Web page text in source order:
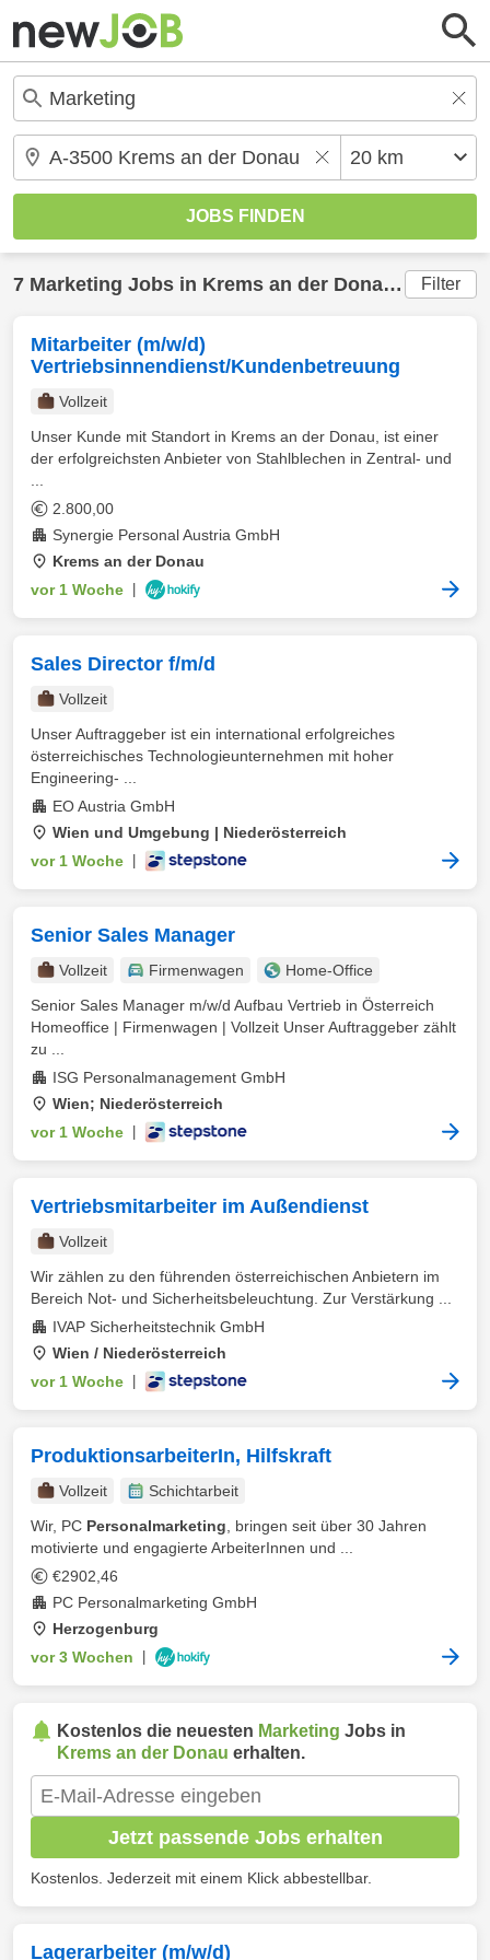
7 Marketing Jobs in Krems an der Donau (20 km)
Filter
Mitarbeiter (m/w/d)
Vertriebsinnendienst/Kundenbetreuung
Vollzeit
Unser Kunde mit Standort in Krems an der Donau, ist einer
der erfolgreichsten Anbieter von Stahlblechen in Zentral- und
2.800,00
Synergie Personal Austria GmbH
Krems an der Donau
vor 1 Woche
Sales Director f/m/d
Vollzeit
Unser Auftraggeber ist ein international erfolgreiches
österreichisches Technologieunternehmen mit hoher
Engineering- ...
EO Austria GmbH
Wien und Umgebung | Niederösterreich
vor 1 Woche
Senior Sales Manager
Vollzeit Firmenwagen
Home-Office
Senior Sales Manager m/w/d Aufbau Vertrieb in Österreich
Homeoffice | Firmenwagen | Vollzeit Unser Auftraggeber zählt
zu ...
ISG Personalmanagement GmbH
Wien; Niederösterreich
vor 1 Woche
Vertriebsmitarbeiter im Außendienst
Vollzeit
Wir zählen zu den führenden österreichischen Anbietern im
Bereich Not- und Sicherheitsbeleuchtung. Zur Verstärkung ...
IVAP Sicherheitstechnik GmbH
Wien / Niederösterreich
vor 1 Woche
ProduktionsarbeiterIn, Hilfskraft
Vollzeit
Schichtarbeit
Wir, PC Personalmarketing , bringen seit über 30 Jahren
motivierte und engagierte ArbeiterInnen und ...
€2902,46
PC Personalmarketing GmbH
Herzogenburg
vor 3 Wochen
Kostenlos die neuesten Marketing Jobs in
Krems an der Donau erhalten.
Jetzt passende Jobs erhalten
Kostenlos. Jederzeit mit einem Klick abbestellbar.
Lagerarbeiter (m/w/d)